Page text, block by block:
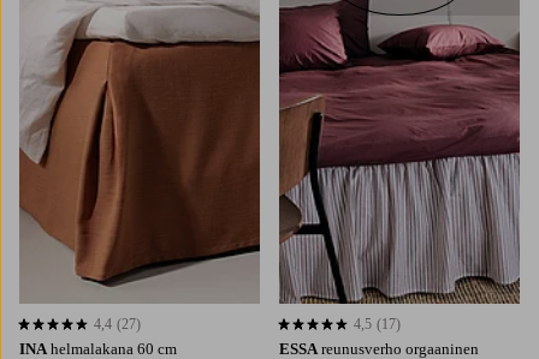
INA helmalakana 60 cm
4,4 perustuen 27 arvosanaan
4,4 (27)
120X200 160X200
ESSA reunusverho orgaaninen
4,5 perustuen 17 arvosanaan
4,5 (17)
90X200120X200140X200
160X200
180X200